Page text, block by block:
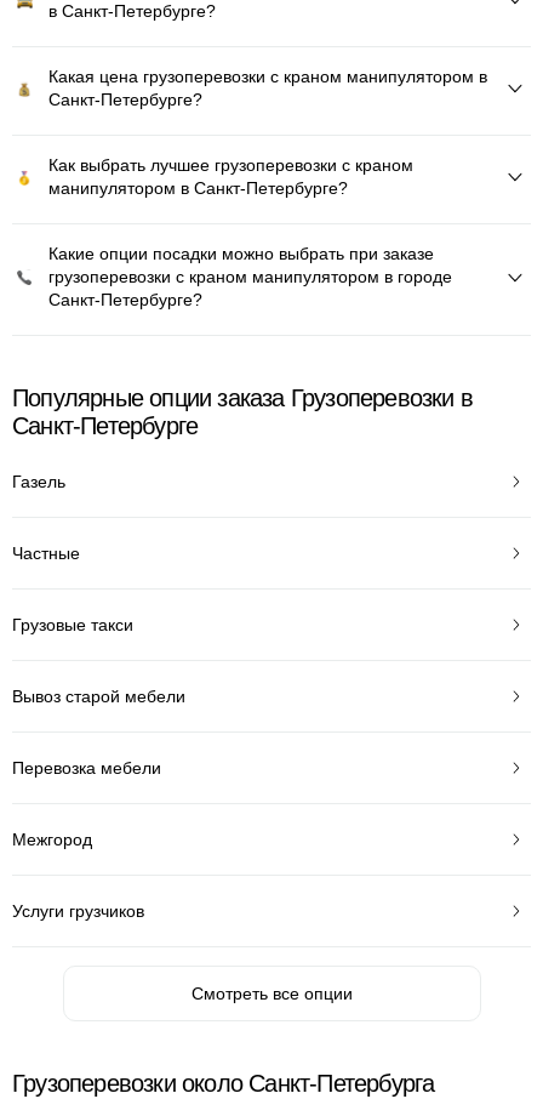
в Санкт-Петербурге?
Какая цена грузоперевозки с краном манипулятором в
Санкт-Петербурге?
Как выбрать лучшее грузоперевозки с краном
манипулятором в Санкт-Петербурге?
Какие опции посадки можно выбрать при заказе
грузоперевозки с краном манипулятором в городе
Санкт-Петербурге?
Популярные опции заказа Грузоперевозки в
Санкт-Петербурге
Газель
Частные
Грузовые такси
Вывоз старой мебели
Перевозка мебели
Межгород
Услуги грузчиков
Смотреть все опции
Грузоперевозки около Санкт-Петербурга